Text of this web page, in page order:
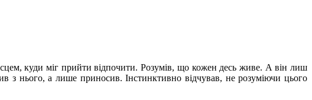
куди міг прийти відпочити. Розумів, що кожен десь живе. А він лиш
нього, а лише приносив. Інстинктивно відчував, не розуміючи цього